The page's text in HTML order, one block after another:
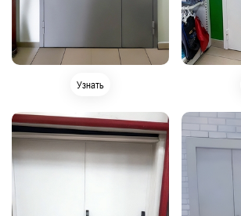
Узнать